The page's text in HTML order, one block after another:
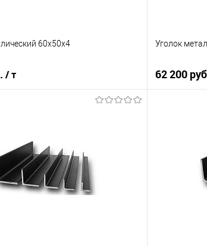
60х50х4
/ т
Сравнение
Под заказ
Уголок
62 200
Купить в 1
В